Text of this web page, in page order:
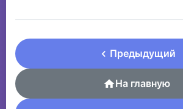
Предыдущий
На главную